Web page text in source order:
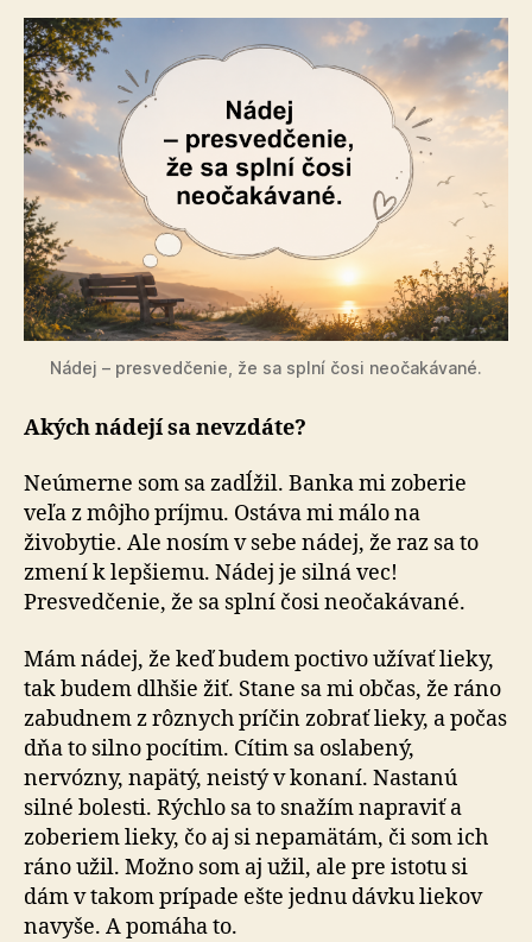
Nádej – presvedčenie, že sa splní čosi neočakávané.
Akých nádejí sa nevzdáte?
Neúmerne som sa zadĺžil. Banka mi zoberie
veľa z môjho príjmu. Ostáva mi málo na
živobytie. Ale nosím v sebe nádej, že raz sa to
zmení k lepšiemu. Nádej je silná vec!
Presvedčenie, že sa splní čosi neočakávané.
Mám nádej, že keď budem poctivo užívať lieky,
tak budem dlhšie žiť. Stane sa mi občas, že ráno
zabudnem z rôznych príčin zobrať lieky, a počas
dňa to silno pocítim. Cítim sa oslabený,
nervózny, napätý, neistý v konaní. Nastanú
silné bolesti. Rýchlo sa to snažím napraviť a
zoberiem lieky, čo aj si nepamätám, či som ich
ráno užil. Možno som aj užil, ale pre istotu si
dám v takom prípade ešte jednu dávku liekov
navyše. A pomáha to.